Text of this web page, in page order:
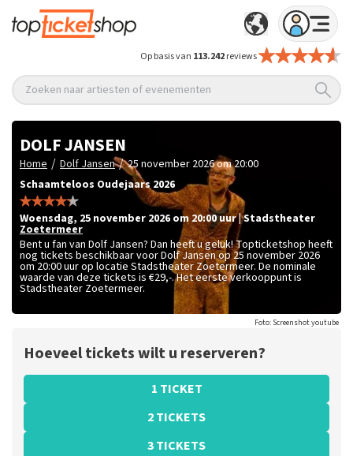
Op basis van 113.242reviews
Zoeken naar artiesten of evenementen
DOLF JANSEN
Home / Dolf Jansen / 25 november 2026 om 20:00
Schaamteloos Oudejaars 2026
woensdag, 25 november 2026 om 20:00uur|Stadstheater
Zoetermeer
Bent u fan van Dolf Jansen? Dan heeft u geluk! Topticketshop heeft
nog tickets beschikbaar voor Dolf Jansen op 25 november 2026
om 20:00 uur op locatie Stadstheater Zoetermeer. De nominale
waarde van deze tickets is €29,-. Het eerste verkooppunt is
Stadstheater Zoetermeer.
Foto: Screenshot youtube
Hoeveel tickets wilt u reserveren?
1 TICKET
2 TICKETS
3 TICKETS